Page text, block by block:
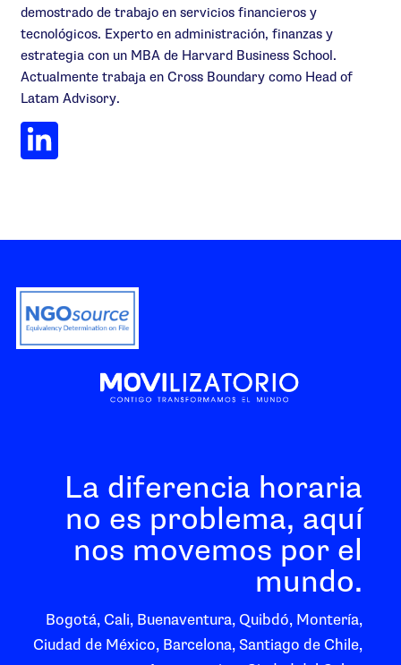
demostrado de trabajo en servicios financieros y
tecnológicos. Experto en administración, finanzas y
estrategia con un MBA de Harvard Business School.
Actualmente trabaja en Cross Boundary como Head of
Latam Advisory.
La diferencia horaria
no es problema, aquí
nos movemos por el
mundo.
Bogotá, Cali, Buenaventura, Quibdó, Montería,
Ciudad de México, Barcelona, Santiago de Chile,